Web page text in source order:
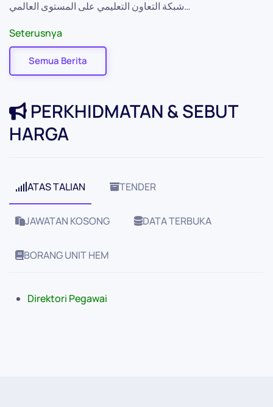
شبكة التعاون التعليمي على المستوى العالمي…
Seterusnya
Semua Berita
PERKHIDMATAN & SEBUT
HARGA
ATAS TALIAN TENDER
JAWATAN KOSONG DATA TERBUKA
BORANG UNIT HEM
Direktori Pegawai